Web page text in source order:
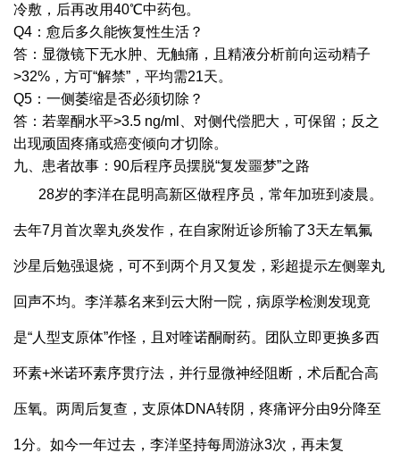
冷敷，后再改用40℃中药包。
Q4：愈后多久能恢复性生活？
答：显微镜下无水肿、无触痛，且精液分析前向运动精子
>32%，方可“解禁”，平均需21天。
Q5：一侧萎缩是否必须切除？
答：若睾酮水平>3.5 ng/ml、对侧代偿肥大，可保留；反之
出现顽固疼痛或癌变倾向才切除。
九、患者故事：90后程序员摆脱“复发噩梦”之路
28岁的李洋在昆明高新区做程序员，常年加班到凌晨。
去年7月首次睾丸炎发作，在自家附近诊所输了3天左氧氟
沙星后勉强退烧，可不到两个月又复发，彩超提示左侧睾丸
回声不均。李洋慕名来到云大附一院，病原学检测发现竟
是“人型支原体”作怪，且对喹诺酮耐药。团队立即更换多西
环素+米诺环素序贯疗法，并行显微神经阻断，术后配合高
压氧。两周后复查，支原体DNA转阴，疼痛评分由9分降至
1分。如今一年过去，李洋坚持每周游泳3次，再未复